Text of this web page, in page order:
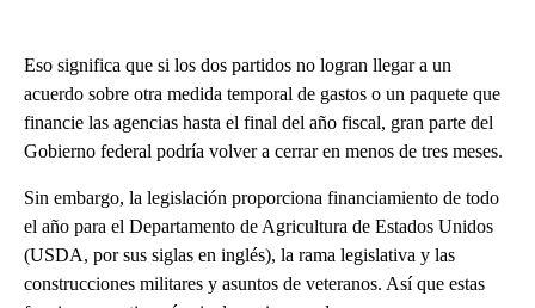
Eso significa que si los dos partidos no logran llegar a un
acuerdo sobre otra medida temporal de gastos o un paquete que
financie las agencias hasta el final del año fiscal, gran parte del
Gobierno federal podría volver a cerrar en menos de tres meses.
Sin embargo, la legislación proporciona financiamiento de todo
el año para el Departamento de Agricultura de Estados Unidos
(USDA, por sus siglas en inglés), la rama legislativa y las
construcciones militares y asuntos de veteranos. Así que estas